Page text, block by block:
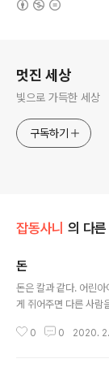
멋진 세상
빛으로 가득한 세상
구독하기
잡동사니 의 다른
돈
돈은 칼과 같다. 어린아
게 쥐어주면 다른 사람
0 0 2020. 2.